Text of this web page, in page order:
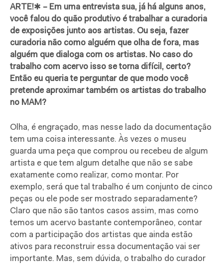
ARTE!✱ – Em uma entrevista sua, já há alguns anos,
você falou do quão produtivo é trabalhar a curadoria
de exposições junto aos artistas. Ou seja, fazer
curadoria não como alguém que olha de fora, mas
alguém que dialoga com os artistas. No caso do
trabalho com acervo isso se torna difícil, certo?
Então eu queria te perguntar de que modo você
pretende aproximar também os artistas do trabalho
no MAM?
Olha, é engraçado, mas nesse lado da documentação
tem uma coisa interessante. Às vezes o museu
guarda uma peça que comprou ou recebeu de algum
artista e que tem algum detalhe que não se sabe
exatamente como realizar, como montar. Por
exemplo, será que tal trabalho é um conjunto de cinco
peças ou ele pode ser mostrado separadamente?
Claro que não são tantos casos assim, mas como
temos um acervo bastante contemporâneo, contar
com a participação dos artistas que ainda estão
ativos para reconstruir essa documentação vai ser
importante. Mas, sem dúvida, o trabalho do curador